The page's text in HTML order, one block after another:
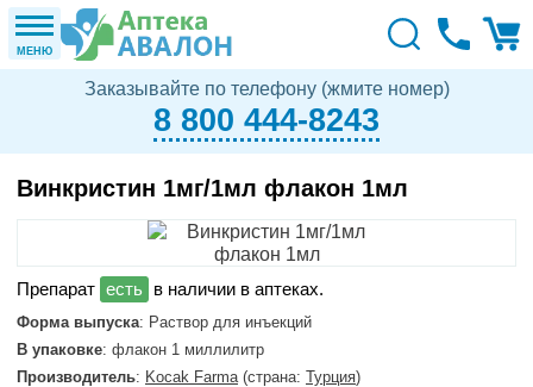
МЕНЮ
Заказывайте по телефону (жмите номер)
8 800 444-8243
Винкристин 1мг/1мл флакон 1мл
в наличии в аптеках.
Форма выпуска: Раствор для инъекций
В упаковке: флакон 1 миллилитр
Производитель: Kocak Farma(страна: Турция)